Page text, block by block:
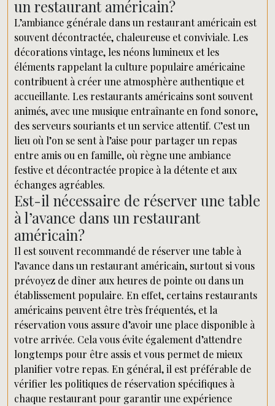
un restaurant américain?
L’ambiance générale dans un restaurant américain est
souvent décontractée, chaleureuse et conviviale. Les
décorations vintage, les néons lumineux et les
éléments rappelant la culture populaire américaine
contribuent à créer une atmosphère authentique et
accueillante. Les restaurants américains sont souvent
animés, avec une musique entraînante en fond sonore,
des serveurs souriants et un service attentif. C’est un
lieu où l’on se sent à l’aise pour partager un repas
entre amis ou en famille, où règne une ambiance
festive et décontractée propice à la détente et aux
échanges agréables.
Est-il nécessaire de réserver une table
à l’avance dans un restaurant
américain?
Il est souvent recommandé de réserver une table à
l’avance dans un restaurant américain, surtout si vous
prévoyez de dîner aux heures de pointe ou dans un
établissement populaire. En effet, certains restaurants
américains peuvent être très fréquentés, et la
réservation vous assure d’avoir une place disponible à
votre arrivée. Cela vous évite également d’attendre
longtemps pour être assis et vous permet de mieux
planifier votre repas. En général, il est préférable de
vérifier les politiques de réservation spécifiques à
chaque restaurant pour garantir une expérience